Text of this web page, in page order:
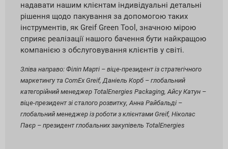
надавати нашим клієнтам індивідуальні детальні
рішення щодо пакування за допомогою таких
інструментів, як Greif Green Tool, значною мірою
сприяє реалізації нашого бачення бути найкращою
компанією з обслуговування клієнтів у світі.
Зліва направо: Філіп Марті – віце-президент із стратегічного
маркетингу та ComEx Greif, Даніель Корб – глобальний
категорійний менеджер TotalEnergies Packaging, Айсу Катун –
віце-президент зі сталого розвитку, Анна Райбальді –
глобальний менеджер із роботи з клієнтами Greif, Ніколас
Паєр – президент глобальних закупівель TotalEnergies